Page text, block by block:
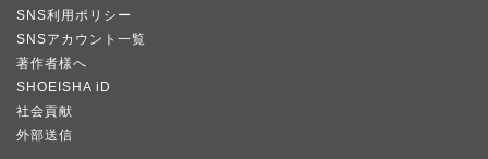
SNS利用ポリシー
SNSアカウント一覧
著作者様へ
SHOEISHA iD
社会貢献
外部送信